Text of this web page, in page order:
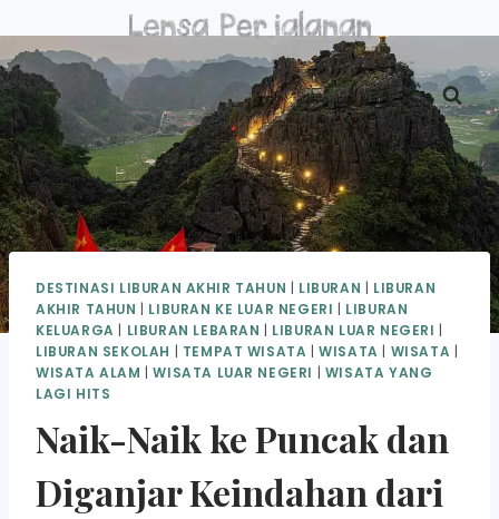
to
content
DESTINASI LIBURAN AKHIR TAHUN | LIBURAN | LIBURAN
AKHIR TAHUN | LIBURAN KE LUAR NEGERI | LIBURAN
KELUARGA | LIBURAN LEBARAN | LIBURAN LUAR NEGERI |
LIBURAN SEKOLAH | TEMPAT WISATA |WISATA | WISATA |
WISATA ALAM |WISATA LUAR NEGERI | WISATA YANG
LAGI HITS
Naik-Naik ke Puncak dan
Diganjar Keindahan dari